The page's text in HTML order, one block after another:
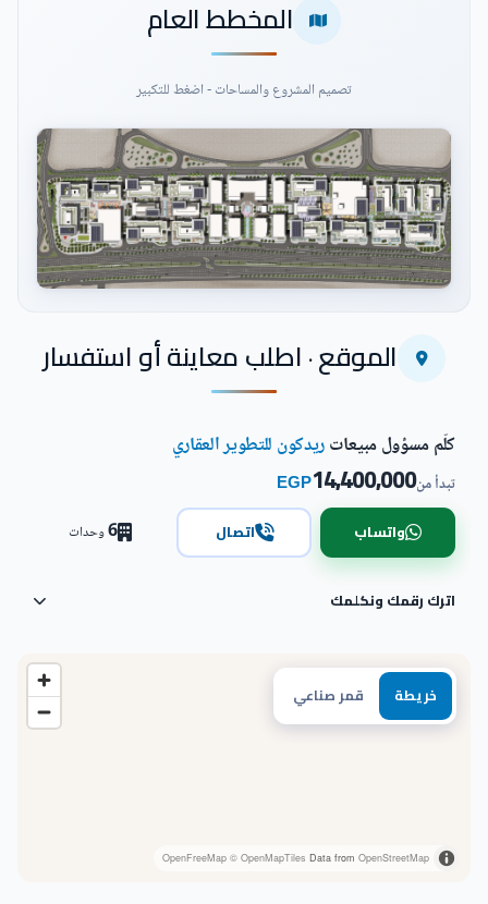
المخطط العام
تصميم المشروع والمساحات - اضغط للتكبير
اضغط للتكبيرالموقع · اطلب معاينة أو استفسار
خريطة قمر صناعي
OpenFreeMap © OpenMapTiles Data from OpenStreetMap
كلّم مسؤول مبيعاتريدكون للتطوير العقاري
تبدأ من14,400,000
EGP
واتساب اتصال 6وحدات
اترك رقمك ونكلمك